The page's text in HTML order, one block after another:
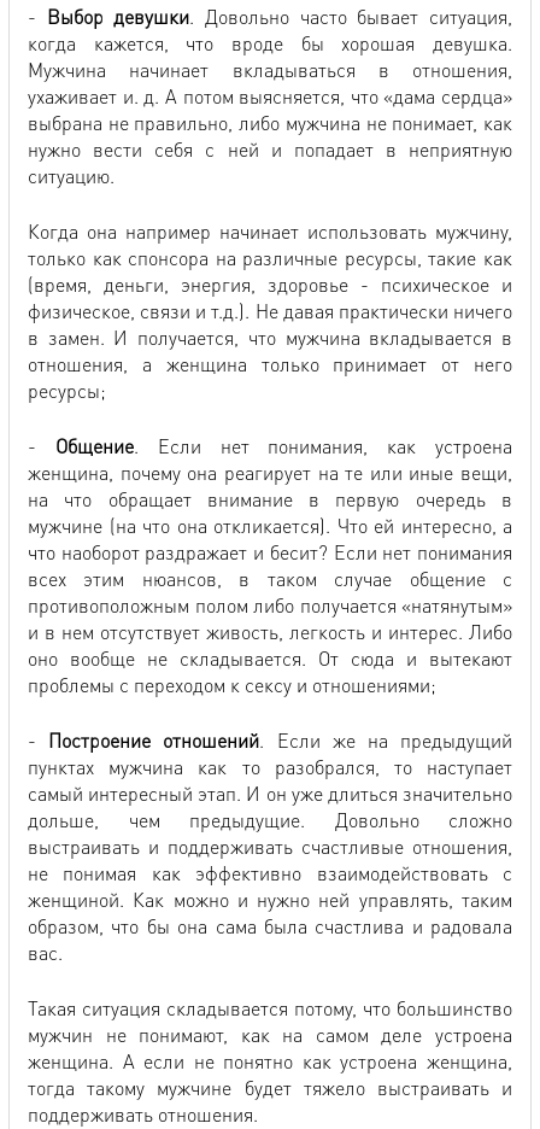
- Выбор девушки. Довольно часто бывает ситуация,
когда кажется, что вроде бы хорошая девушка.
Мужчина начинает вкладываться в отношения,
ухаживает и. д. А потом выясняется, что «дама сердца»
выбрана не правильно, либо мужчина не понимает, как
нужно вести себя с ней и попадает в неприятную
ситуацию.
Когда она например начинает использовать мужчину,
только как спонсора на различные ресурсы, такие как
(время, деньги, энергия, здоровье - психическое и
физическое, связи и т.д.). Не давая практически ничего
в замен. И получается, что мужчина вкладывается в
отношения, а женщина только принимает от него
ресурсы;
- Общение. Если нет понимания, как устроена
женщина, почему она реагирует на те или иные вещи,
на что обращает внимание в первую очередь в
мужчине (на что она откликается). Что ей интересно, а
что наоборот раздражает и бесит? Если нет понимания
всех этим нюансов, в таком случае общение с
противоположным полом либо получается «натянутым»
и в нем отсутствует живость, легкость и интерес. Либо
оно вообще не складывается. От сюда и вытекают
проблемы с переходом к сексу и отношениями;
- Построение отношений. Если же на предыдущий
пунктах мужчина как то разобрался, то наступает
самый интересный этап. И он уже длиться значительно
дольше, чем предыдущие. Довольно сложно
выстраивать и поддерживать счастливые отношения,
не понимая как эффективно взаимодействовать с
женщиной. Как можно и нужно ней управлять, таким
образом, что бы она сама была счастлива и радовала
вас.
Такая ситуация складывается потому, что большинство
мужчин не понимают, как на самом деле устроена
женщина. А если не понятно как устроена женщина,
тогда такому мужчине будет тяжело выстраивать и
поддерживать отношения.